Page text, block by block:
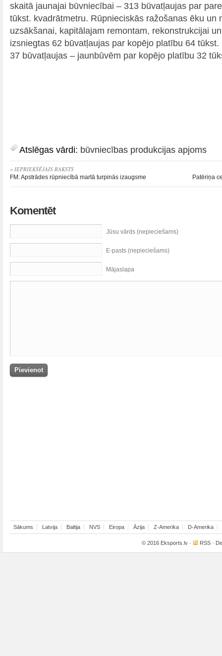
skaitā jaunajai būvniecībai – 313 būvatļaujas par
tūkst. kvadrātmetru. Rūpnieciskās ražošanas ēku un
uzsākšanai, kapitālajam remontam, rekonstrukcijai
izsniegtas 62 būvatļaujas par kopējo platību 64
37 būvatļaujas – jaunbūvēm par kopējo platību 32
Atslēgas vārdi: būvniecības produkcijas apjoms
« IEPRIEKŠĒJAIS RAKSTS
FM: Apstrādes rūpniecībā martā turpinās izaugsme Patēriņa
Komentēt
Jūsu vārds (nepieciešams)
E-pasts (nepieciešams)
Mājaslapa
Sākums Latvija Baltija NVS Eiropa Āzija Z-Amerika D-Amerika
© 2016 Eksports.lv · RSS ·